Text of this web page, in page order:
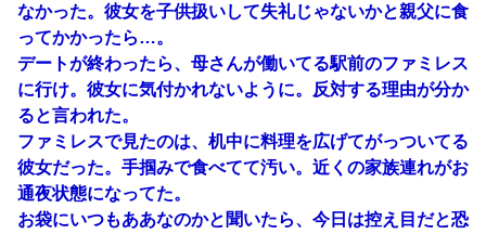
なかった。彼女を子供扱いして失礼じゃないかと親父に食
ってかかったら…。
デートが終わったら、母さんが働いてる駅前のファミレス
に行け。彼女に気付かれないように。反対する理由が分か
ると言われた。
ファミレスで見たのは、机中に料理を広げてがっついてる
彼女だった。手掴みで食べてて汚い。近くの家族連れがお
通夜状態になってた。
お袋にいつもああなのかと聞いたら、今日は控え目だと恐